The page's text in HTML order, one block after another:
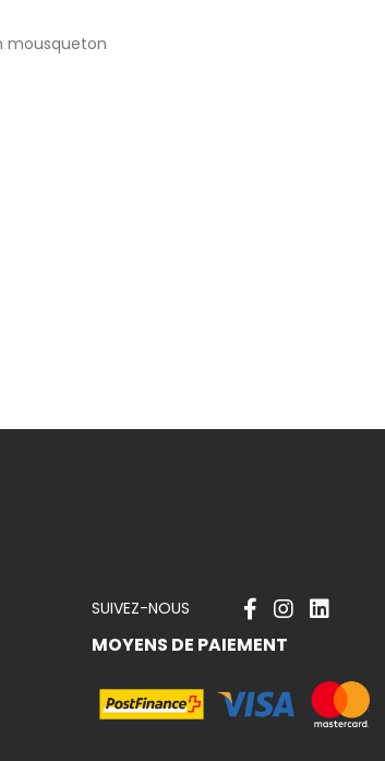
mousqueton
SUIVEZ-NOUS
MOYENS DE PAIEMENT